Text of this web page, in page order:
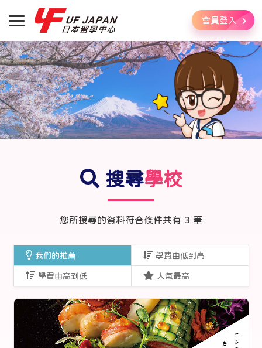
會員登入
搜尋學校
您所搜尋的資料符合條件共有 3 筆
我們的推薦 學費由低到高
學費由高到低 人氣最高